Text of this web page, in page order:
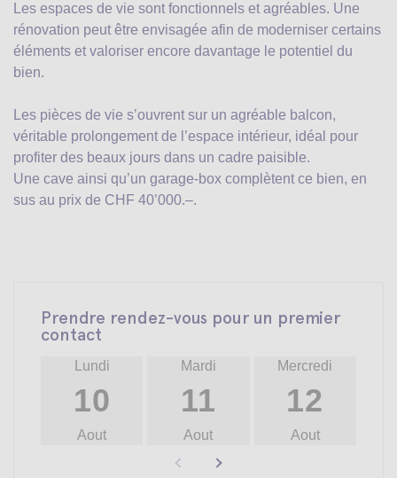
Les espaces de vie sont fonctionnels et agréables. Une
rénovation peut être envisagée afin de moderniser certains
éléments et valoriser encore davantage le potentiel du
bien.
Les pièces de vie s’ouvrent sur un agréable balcon,
véritable prolongement de l’espace intérieur, idéal pour
profiter des beaux jours dans un cadre paisible.
Une cave ainsi qu’un garage-box complètent ce bien, en
sus au prix de CHF 40’000.–.
Prendre rendez-vous pour un premier
contact
Lundi
10
Aout
Mardi
11
Aout
Mercredi
12
Aout